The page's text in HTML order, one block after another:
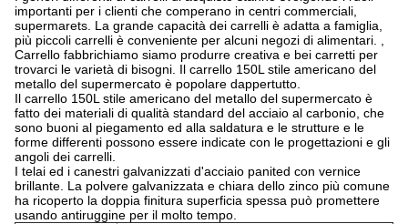
importanti per i clienti che comperano in centri commerciali,
supermarets. La grande capacità dei carrelli è adatta a famiglia,
più piccoli carrelli è conveniente per alcuni negozi di alimentari. ,
Carrello fabbrichiamo siamo produrre creativa e bei carretti per
trovarci le varietà di bisogni. Il carrello 150L stile americano del
metallo del supermercato è popolare dappertutto.
Il carrello 150L stile americano del metallo del supermercato è
fatto dei materiali di qualità standard del acciaio al carbonio, che
sono buoni al piegamento ed alla saldatura e le strutture e le
forme differenti possono essere indicate con le progettazioni e gli
angoli dei carrelli.
I telai ed i canestri galvanizzati d'acciaio panited con vernice
brillante. La polvere galvanizzata e chiara dello zinco più comune
ha ricoperto la doppia finitura superficia spessa può promettere
usando antiruggine per il molto tempo.